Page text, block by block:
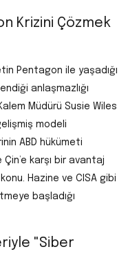
Krizini Çözmek
Pentagon ile yaşadığı
anlaşmazlığı
Müdürü Susie Wiles
modeli
ABD hükümeti
karşı bir avantaj
Hazine ve CISA gibi
başladığı
"Siber